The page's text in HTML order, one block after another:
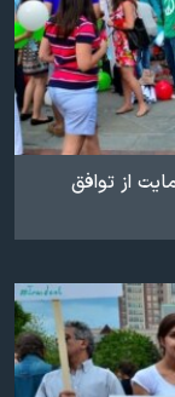
از توافق